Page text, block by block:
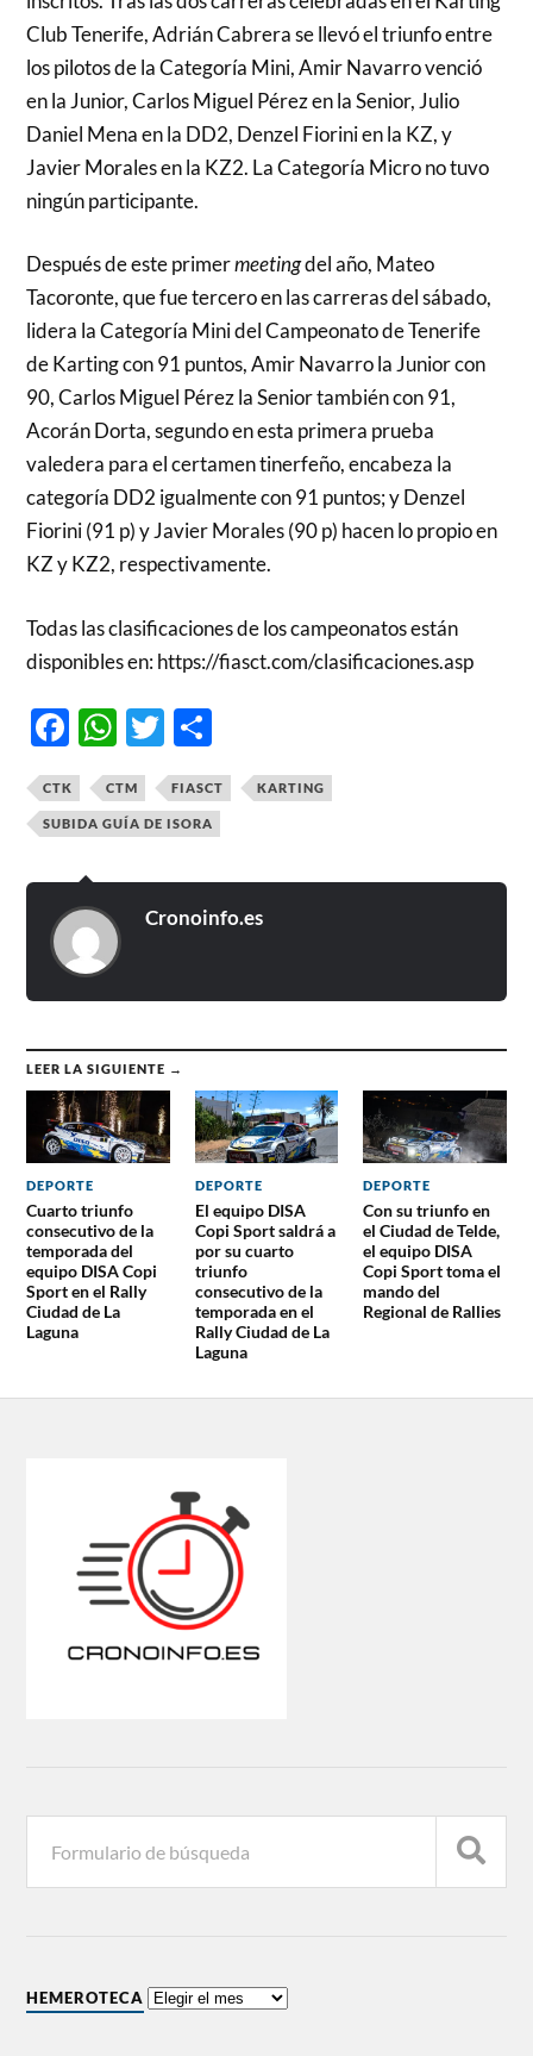
Club Tenerife, Adrián Cabrera se llevó el triunfo entre
los pilotos de la Categoría Mini, Amir Navarro venció
en la Junior, Carlos Miguel Pérez en la Senior, Julio
Daniel Mena en la DD2, Denzel Fiorini en la KZ, y
Javier Morales en la KZ2. La Categoría Micro no tuvo
ningún participante.
Después de este primermeetingdel año, Mateo
Tacoronte, que fue tercero en las carreras del sábado,
lidera la Categoría Mini del Campeonato de Tenerife
de Karting con 91 puntos, Amir Navarro la Junior con
90, Carlos Miguel Pérez la Senior también con 91,
Acorán Dorta, segundo en esta primera prueba
valedera para el certamen tinerfeño, encabeza la
categoría DD2 igualmente con 91 puntos; y Denzel
Fiorini (91 p) y Javier Morales (90 p) hacen lo propio en
KZ y KZ2, respectivamente.
Todas las clasificaciones de los campeonatos están
disponibles en: https://fiasct.com/clasificaciones.asp
Facebook
WhatsApp
Twitter
CTK CTM FIASCT KARTING
SUBIDA GUÍA DE ISORA
Cronoinfo.es
LEER LA SIGUIENTE →
DEPORTE
Cuarto triunfo
consecutivo de la
temporada del
equipo DISA Copi
Sport en el Rally
Ciudad de La
Laguna
DEPORTE
El equipo DISA
Copi Sport saldrá a
por su cuarto
triunfo
consecutivo de la
temporada en el
Rally Ciudad de La
Laguna
DEPORTE
Con su triunfo en
el Ciudad de Telde,
el equipo DISA
Copi Sport toma el
mando del
Regional de Rallies
HEMEROTECA